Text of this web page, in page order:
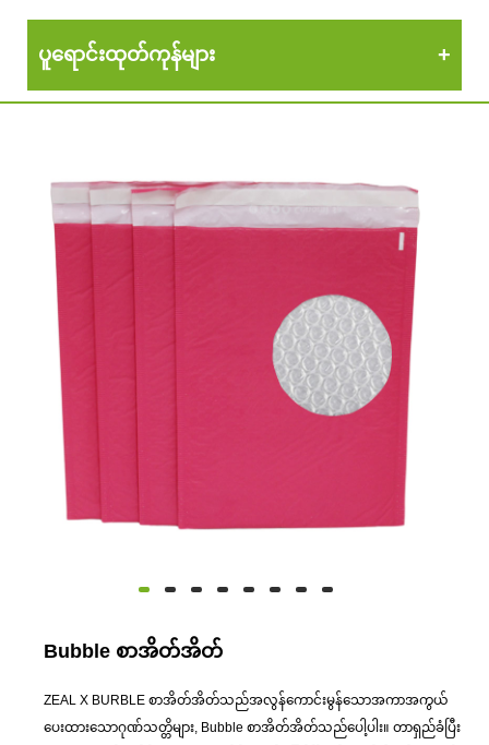
ပူရောင်းထုတ်ကုန်များ
Bubble စာအိတ်အိတ်
ZEAL X BURBLE စာအိတ်အိတ်သည်အလွန်ကောင်းမွန်သောအကာအကွယ်
ပေးထားသောဂုဏ်သတ္တိများ, Bubble စာအိတ်အိတ်သည်ပေါ့ပါး။ တာရှည်ခံပြီး